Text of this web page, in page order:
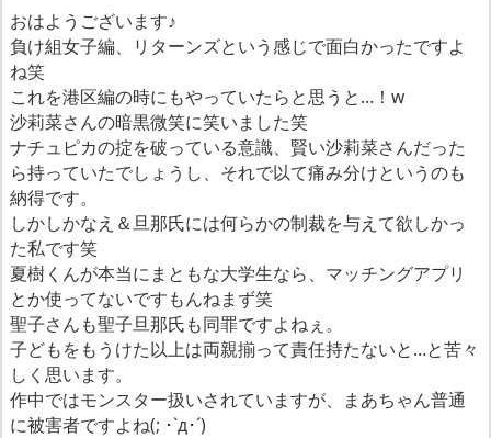
おはようございます♪
負け組女子編、リターンズという感じで面白かったですよ
ね笑
これを港区編の時にもやっていたらと思うと…！w
沙莉菜さんの暗黒微笑に笑いました笑
ナチュピカの掟を破っている意識、賢い沙莉菜さんだった
ら持っていたでしょうし、それで以て痛み分けというのも
納得です。
しかしかなえ＆旦那氏には何らかの制裁を与えて欲しかっ
た私です笑
夏樹くんが本当にまともな大学生なら、マッチングアプリ
とか使ってないですもんねまず笑
聖子さんも聖子旦那氏も同罪ですよねぇ。
子どもをもうけた以上は両親揃って責任持たないと…と苦々
しく思います。
作中ではモンスター扱いされていますが、まあちゃん普通
に被害者ですよね(; ･`д･´)